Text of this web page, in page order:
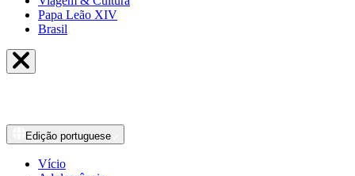
Papa Leão XIV
Brasil
Edição portuguese
Vício